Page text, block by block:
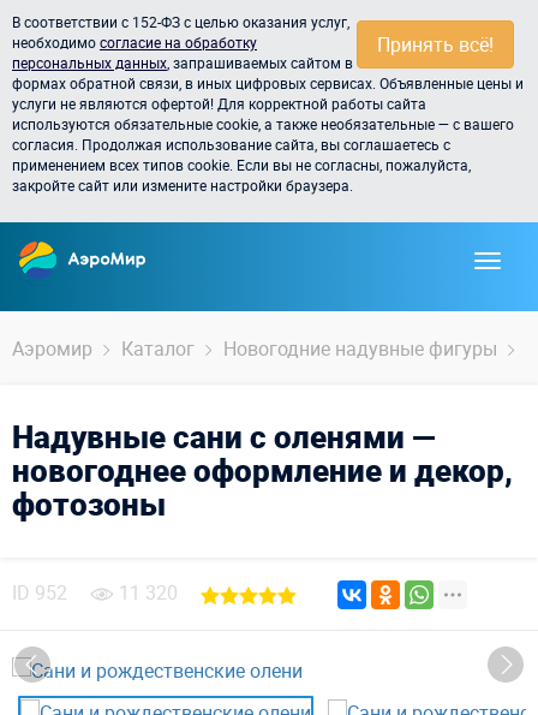
Принять всё!
В соответствии с 152-ФЗ с целью оказания услуг,
необходимосогласие на обработку
персональных данных , запрашиваемых сайтом в
формах обратной связи, в иных цифровых сервисах. Объявленные цены и
услуги не являются офертой! Для корректной работы сайта
используются обязательные cookie, а также необязательные — с вашего
согласия. Продолжая использование сайта, вы соглашаетесь с
применением всех типов cookie. Если вы не согласны, пожалуйста,
закройте сайт или измените настройки браузера.
Аэромир Каталог Новогодние надувные фигуры
Надувные сани с оленями —
новогоднее оформление и декор,
фотозоны
ID 952 11 320